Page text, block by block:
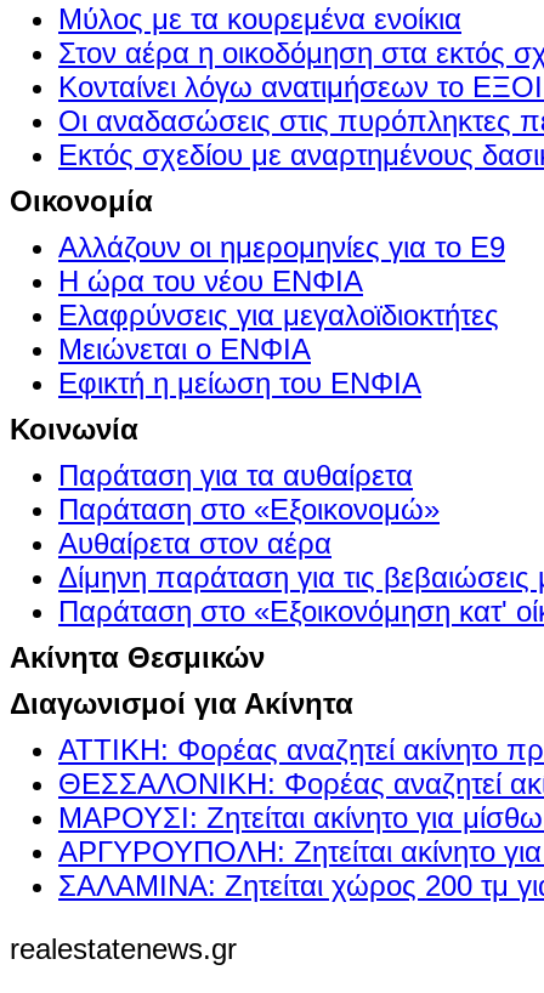
Μύλος με τα κουρεμένα ενοίκια
Στον αέρα η οικοδόμηση στα εκτός
Κονταίνει λόγω ανατιμήσεων το
Οι αναδασώσεις στις πυρόπληκτες
Εκτός σχεδίου με αναρτημένους
Οικονομία
Αλλάζουν οι ημερομηνίες για το Ε9
Η ώρα του νέου ΕΝΦΙΑ
Ελαφρύνσεις για μεγαλοϊδιοκτήτες
Μειώνεται ο ΕΝΦΙΑ
Εφικτή η μείωση του ΕΝΦΙΑ
Κοινωνία
Παράταση για τα αυθαίρετα
Παράταση στο «Εξοικονομώ»
Αυθαίρετα στον αέρα
Δίμηνη παράταση για τις βεβαιώσεις
Παράταση στο «Εξοικονόμηση κατ'
Ακίνητα Θεσμικών
Διαγωνισμοί για Ακίνητα
ΑΤΤΙΚΗ: Φορέας αναζητεί ακίνητο
ΘΕΣΣΑΛΟΝΙΚΗ: Φορέας αναζητεί
ΜΑΡΟΥΣΙ: Ζητείται ακίνητο για
ΑΡΓΥΡΟΥΠΟΛΗ: Ζητείται ακίνητο
ΣΑΛΑΜΙΝΑ: Ζητείται χώρος 200 τμ
realestatenews.gr